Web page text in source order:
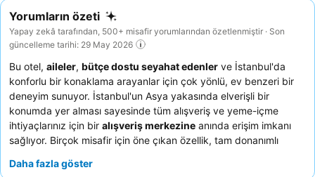
Yorumların özeti
Yapay zekâ tarafından, 500+ misafir yorumlarından özetlenmiştir · Son
güncelleme tarihi: 29 May 2026
Bu otel, aileler, bütçe dostu seyahat edenler ve İstanbul'da
konforlu bir konaklama arayanlar için çok yönlü, ev benzeri bir
deneyim sunuyor. İstanbul'un Asya yakasında elverişli bir
konumda yer alması sayesinde tüm alışveriş ve yeme-içme
ihtiyaçlarınız için bir alışveriş merkezine anında erişim imkanı
sağlıyor. Birçok misafir için öne çıkan özellik, tam donanımlı
dairelerinuzun süreli konaklamalar için ideal olmasıdır.
Daha fazla göster